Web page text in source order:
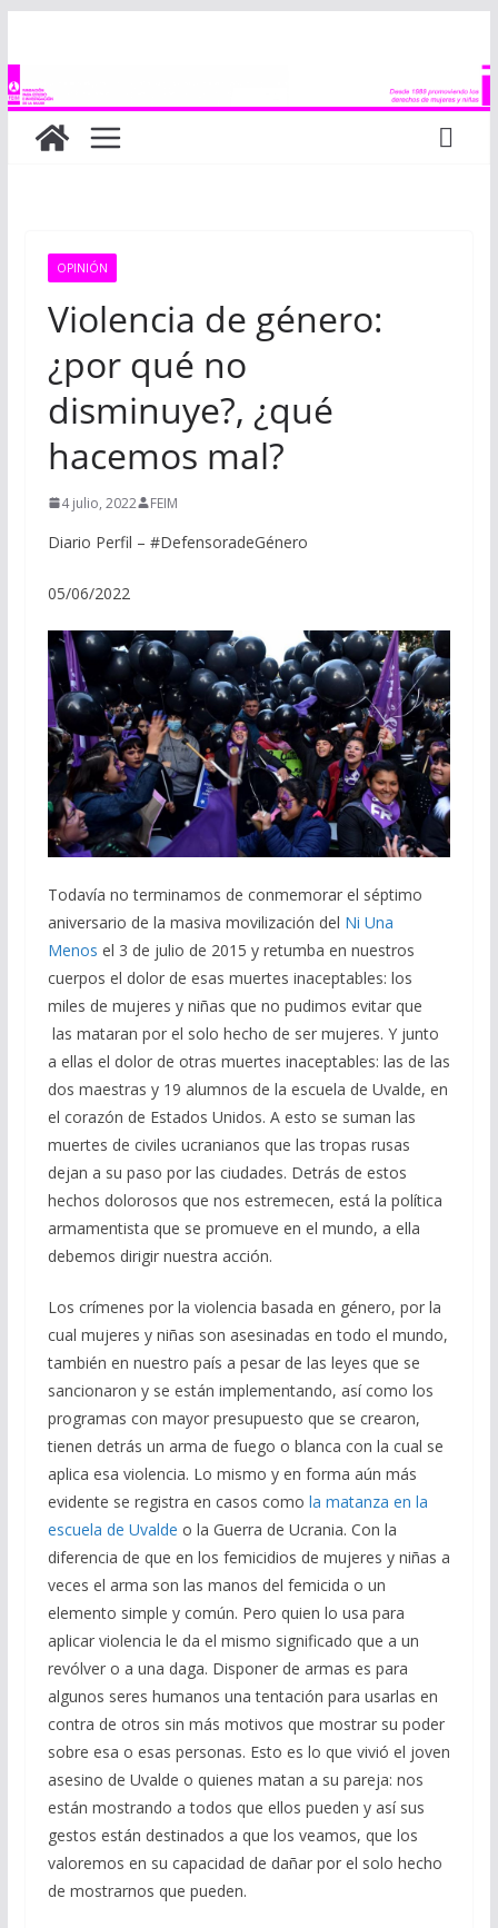
contenido
OPINIÓN
Violencia de género:
¿por qué no
disminuye?, ¿qué
hacemos mal?
4 julio, 2022 FEIM
Diario Perfil – #DefensoradeGénero
05/06/2022
Todavía no terminamos de conmemorar el séptimo
aniversario de la masiva movilización del Ni Una
Menos el 3 de julio de 2015 y retumba en nuestros
cuerpos el dolor de esas muertes inaceptables: los
miles de mujeres y niñas que no pudimos evitar que
las mataran por el solo hecho de ser mujeres. Y junto
a ellas el dolor de otras muertes inaceptables: las de las
dos maestras y 19 alumnos de la escuela de Uvalde, en
el corazón de Estados Unidos. A esto se suman las
muertes de civiles ucranianos que las tropas rusas
dejan a su paso por las ciudades. Detrás de estos
hechos dolorosos que nos estremecen, está la política
armamentista que se promueve en el mundo, a ella
debemos dirigir nuestra acción.
Los crímenes por la violencia basada en género, por la
cual mujeres y niñas son asesinadas en todo el mundo,
también en nuestro país a pesar de las leyes que se
sancionaron y se están implementando, así como los
programas con mayor presupuesto que se crearon,
tienen detrás un arma de fuego o blanca con la cual se
aplica esa violencia. Lo mismo y en forma aún más
evidente se registra en casos como la matanza en la
escuela de Uvalde o la Guerra de Ucrania. Con la
diferencia de que en los femicidios de mujeres y niñas a
veces el arma son las manos del femicida o un
elemento simple y común. Pero quien lo usa para
aplicar violencia le da el mismo significado que a un
revólver o a una daga. Disponer de armas es para
algunos seres humanos una tentación para usarlas en
contra de otros sin más motivos que mostrar su poder
sobre esa o esas personas. Esto es lo que vivió el joven
asesino de Uvalde o quienes matan a su pareja: nos
están mostrando a todos que ellos pueden y así sus
gestos están destinados a que los veamos, que los
valoremos en su capacidad de dañar por el solo hecho
de mostrarnos que pueden.